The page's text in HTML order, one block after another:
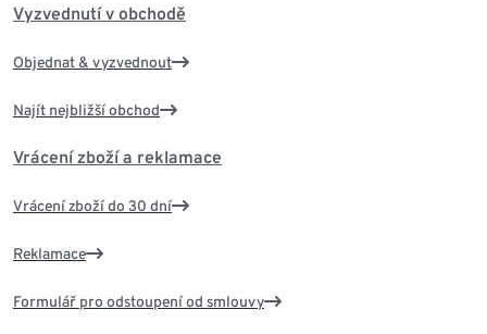
Vyzvednutí v obchodě
Objednat & vyzvednout
Najít nejbližší obchod
Vrácení zboží a reklamace
Vrácení zboží do 30 dní
Reklamace
Formulář pro odstoupení od smlouvy